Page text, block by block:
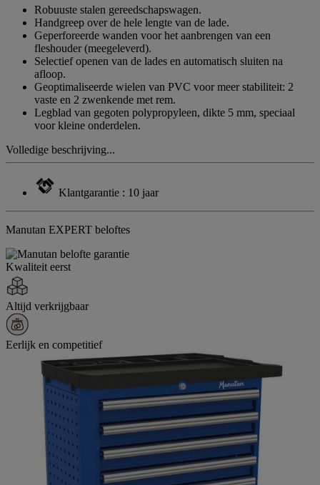
paginalink.
Robuuste stalen gereedschapswagen.
Handgreep over de hele lengte van de lade.
Geperforeerde wanden voor het aanbrengen van een
fleshouder (meegeleverd).
Selectief openen van de lades en automatisch sluiten na
afloop.
Geoptimaliseerde wielen van PVC voor meer stabiliteit: 2
vaste en 2 zwenkende met rem.
Legblad van gegoten polypropyleen, dikte 5 mm, speciaal
voor kleine onderdelen.
Volledige beschrijving...
Klantgarantie : 10 jaar
Manutan EXPERT beloftes
Kwaliteit eerst
Altijd verkrijgbaar
Eerlijk en competitief